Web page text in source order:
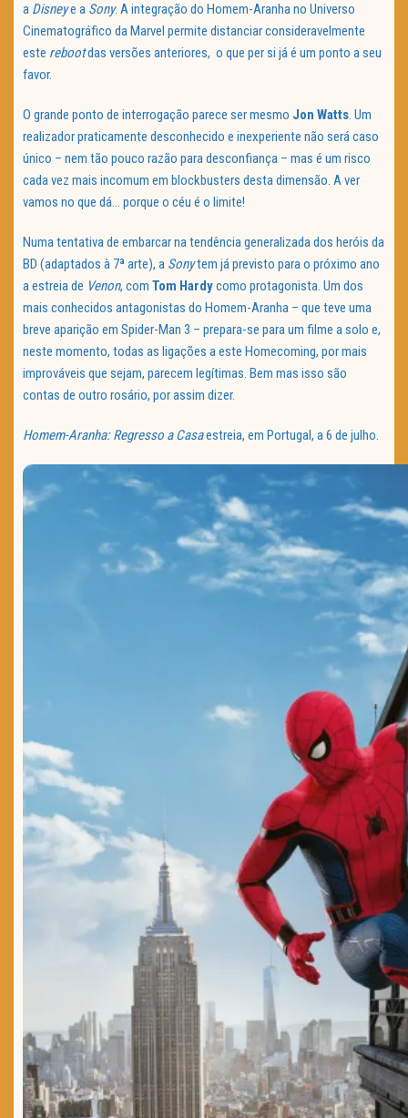
a Disneye a Sony. A integração do Homem-Aranha no Universo
Cinematográfico da Marvel permite distanciar consideravelmente
este rebootdas versões anteriores, o que per si já é um ponto a seu
favor.
O grande ponto de interrogação parece ser mesmo Jon Watts. Um
realizador praticamente desconhecido e inexperiente não será caso
único – nem tão pouco razão para desconfiança – mas é um risco
cada vez mais incomum em blockbusters desta dimensão. A ver
vamos no que dá… porque o céu é o limite!
Numa tentativa de embarcar na tendência generalizada dos heróis da
BD (adaptados à 7ª arte), a Sonytem já previsto para o próximo ano
a estreia de Venon, com Tom Hardycomo protagonista. Um dos
mais conhecidos antagonistas do Homem-Aranha – que teve uma
breve aparição em Spider-Man 3 – prepara-se para um filme a solo e,
neste momento, todas as ligações a este Homecoming, por mais
improváveis que sejam, parecem legítimas. Bem mas isso são
contas de outro rosário, por assim dizer.
Homem-Aranha: Regresso a Casaestreia, em Portugal, a 6 de julho.